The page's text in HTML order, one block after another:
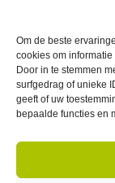
Om de beste
cookies om
Door in te stemmen
surfgedrag of unieke
geeft of uw
bepaalde functies en
Kantoor
014 63 50